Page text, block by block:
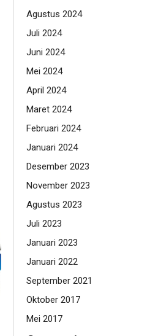
Agustus 2024
Juli 2024
Juni 2024
Mei 2024
April 2024
Maret 2024
Februari 2024
Januari 2024
Desember 2023
November 2023
Agustus 2023
Juli 2023
Januari 2023
Januari 2022
September 2021
Oktober 2017
Mei 2017